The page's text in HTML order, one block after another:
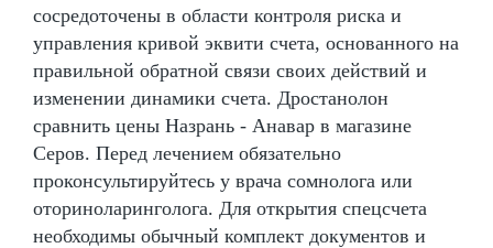
сосредоточены в области контроля риска и
управления кривой эквити счета, основанного на
правильной обратной связи своих действий и
изменении динамики счета. Дростанолон
сравнить цены Назрань - Анавар в магазине
Серов. Перед лечением обязательно
проконсультируйтесь у врача сомнолога или
оториноларинголога. Для открытия спецсчета
необходимы обычный комплект документов и